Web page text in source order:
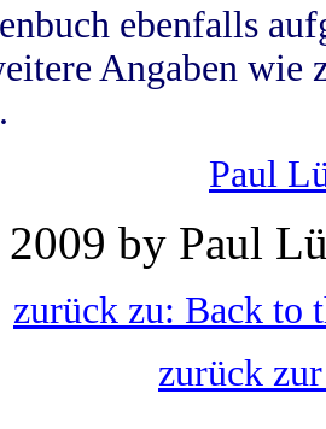
ebenfalls
Angaben wie
Paul
by Paul
zurück zu: Back to
zurück